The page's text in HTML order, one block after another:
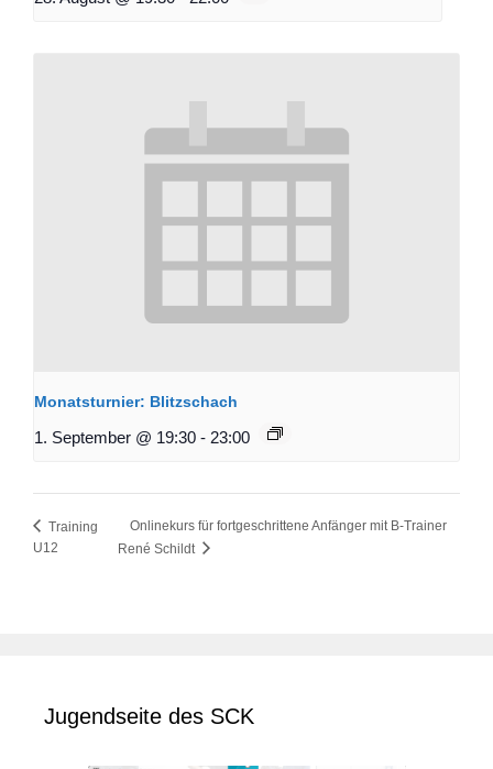
Monatsturnier: Blitzschach
1. September @ 19:30 - 23:00
Training
U12
Onlinekurs für fortgeschrittene Anfänger mit B-Trainer
René Schildt
Jugendseite des SCK